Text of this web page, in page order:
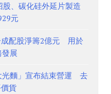
、碳化硅外延片製造
元
成配股淨籌2億元 用於
展
光麵」宣布結束營運 去
貨